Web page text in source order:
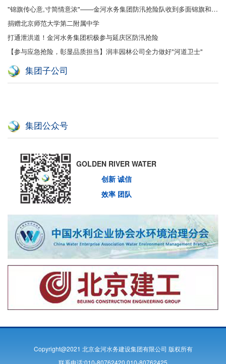
"锦旗传心意,寸简情意浓"——金河水务集团防汛抢险队收到多面锦旗和感谢信
捐赠北京师范大学第二附属中学
打通泄洪道！金河水务集团积极参与延庆区防汛抢险
【参与应急抢险，彰显品质担当】润丰园林公司全力做好"河道卫士"
集团子公司
集团公众号
GOLDEN RIVER WATER
创新 诚信
效率 团队
Copyright@2021 北京金河水务建设集团有限公司 版权所有